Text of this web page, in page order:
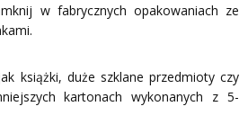
w fabrycznych opakowaniach ze
książki, duże szklane przedmioty czy
kartonach wykonanych z 5-